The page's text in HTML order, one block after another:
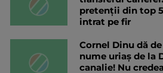
pretenții din top
intrat pe fir
Cornel Dinu dă
nume uriaș de la
canalie! Nu